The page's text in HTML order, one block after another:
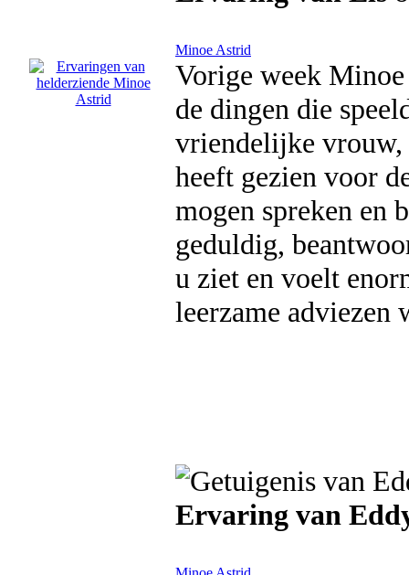
Minoe Astrid
Vorige week
de dingen die
vriendelijke vrouw,
heeft gezien voor
mogen spreken en
geduldig,
u ziet en voelt
leerzame adviezen
Ervaring van